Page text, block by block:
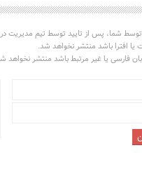
شما، پس از تایید توسط تیم مدیریت
یا افترا باشد منتشر نخواهد شد.
فارسی یا غیر مرتبط باشد منتشر نخواهد